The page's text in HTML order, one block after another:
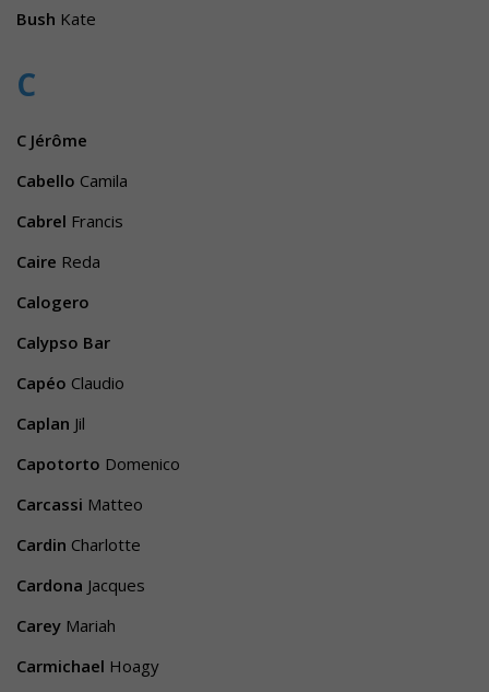
Bush Kate
C
C Jérôme
Cabello Camila
Cabrel Francis
Caire Reda
Calogero
Calypso Bar
Capéo Claudio
Caplan Jil
Capotorto Domenico
Carcassi Matteo
Cardin Charlotte
Cardona Jacques
Carey Mariah
Carmichael Hoagy